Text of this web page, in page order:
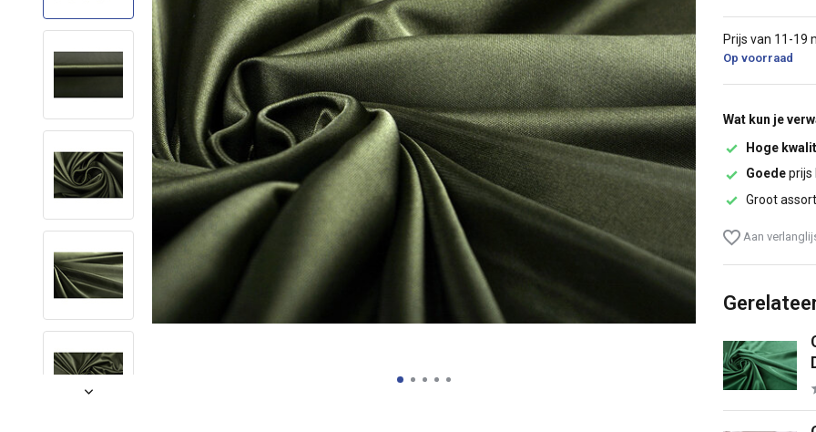
Prijs van 11-19
Op voorraad
Wat kun je
Hoge
Goedeprijs
Groot
Aan